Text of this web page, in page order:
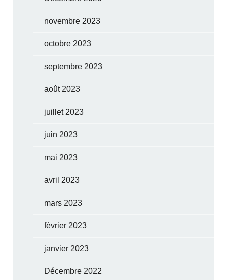
novembre 2023
octobre 2023
septembre 2023
août 2023
juillet 2023
juin 2023
mai 2023
avril 2023
mars 2023
février 2023
janvier 2023
Décembre 2022